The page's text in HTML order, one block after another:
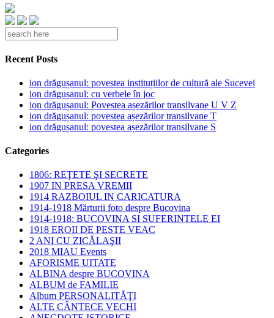
Recent Posts
ion drăgușanul: povestea instituțiilor de cultură ale Sucevei
ion drăgușanul: cu verbele în joc
ion drăgușanul: Povestea așezărilor transilvane U V Z
ion drăgușanul: povestea așezărilor transilvane T
ion drăgușanul: povestea așezărilor transilvane S
Categories
1806: REŢETE ŞI SECRETE
1907 IN PRESA VREMII
1914 RAZBOIUL IN CARICATURA
1914-1918 Mărturii foto despre Bucovina
1914-1918: BUCOVINA SI SUFERINTELE EI
1918 EROII DE PESTE VEAC
2 ANI CU ZICĂLAŞII
2018 MIAU Events
AFORISME UITATE
ALBINA despre BUCOVINA
ALBUM de FAMILIE
Album PERSONALITĂŢI
ALTE CÂNTECE VECHI